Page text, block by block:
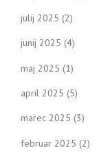
julij 2025 (2)
junij 2025 (4)
maj 2025 (1)
april 2025 (5)
marec 2025 (3)
februar 2025 (2)